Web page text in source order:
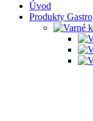
Úvod
Produkty Gastro